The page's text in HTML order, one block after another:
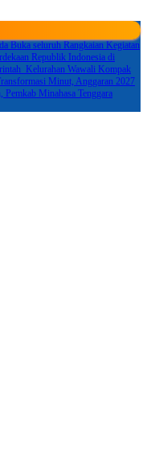
Buka seluruh Rangkaian Kegiatan
Republik Indonesia di
Kelurahan Wawali Kompak
Minut, Anggaran 2027
Pemkab Minahasa Tenggara